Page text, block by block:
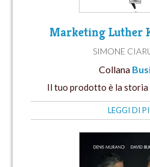
Marketing Luther
SIMONE
Collana
Il tuo prodotto è la storia
LEGGI DI